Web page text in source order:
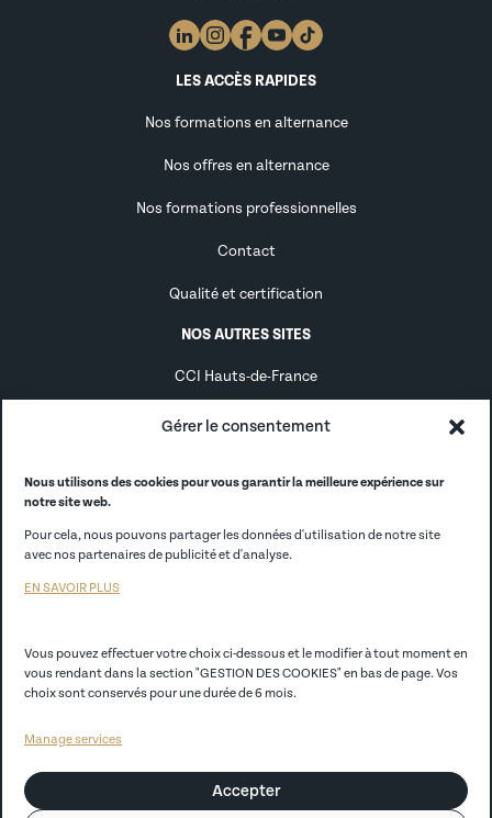
Gérer le consentement
Nous utilisons des cookies pour vous garantir la meilleure expérience sur
notre site web.
Pour cela, nous pouvons partager les données d'utilisation de notre site
avec nos partenaires de publicité et d'analyse.
EN SAVOIR PLUS
Vous pouvez effectuer votre choix ci-dessous et le modifier à tout moment en
vous rendant dans la section "GESTION DES COOKIES" en bas de page. Vos
choix sont conservés pour une durée de 6 mois.
Manage services
Accepter
LES ACCÈS RAPIDES
Nos formations en alternance
Nos offres en alternance
Nos formations professionnelles
Contact
Qualité et certification
NOS AUTRES SITES
CCI Hauts-de-France
Alternance
CCI Store
Politique de confidentialité
Règlement Intérieur